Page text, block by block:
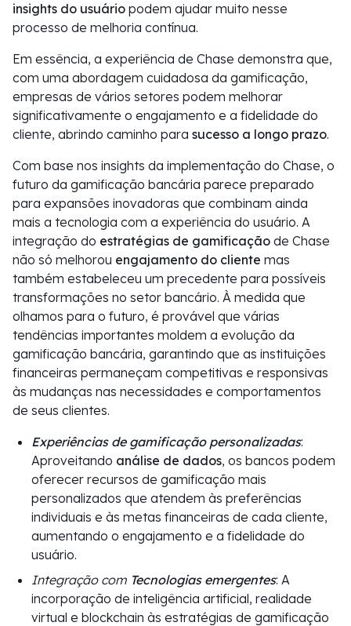
insights do usuário podem ajudar muito nesse
processo de melhoria contínua.
Em essência, a experiência de Chase demonstra que,
com uma abordagem cuidadosa da gamificação,
empresas de vários setores podem melhorar
significativamente o engajamento e a fidelidade do
cliente, abrindo caminho para sucesso a longo prazo.
Com base nos insights da implementação do Chase, o
futuro da gamificação bancária parece preparado
para expansões inovadoras que combinam ainda
mais a tecnologia com a experiência do usuário. A
integração do estratégias de gamificação de Chase
não só melhorou engajamento do cliente mas
também estabeleceu um precedente para possíveis
transformações no setor bancário. À medida que
olhamos para o futuro, é provável que várias
tendências importantes moldem a evolução da
gamificação bancária, garantindo que as instituições
financeiras permaneçam competitivas e responsivas
às mudanças nas necessidades e comportamentos
de seus clientes.
Experiências de gamificação personalizadas:
Aproveitando análise de dados, os bancos podem
oferecer recursos de gamificação mais
personalizados que atendem às preferências
individuais e às metas financeiras de cada cliente,
aumentando o engajamento e a fidelidade do
usuário.
Integração com Tecnologias emergentes: A
incorporação de inteligência artificial, realidade
virtual e blockchain às estratégias de gamificação